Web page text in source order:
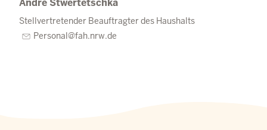
André Stwertetschka
Stellvertretender Beauftragter des Haushalts
Personal@fah.nrw.de